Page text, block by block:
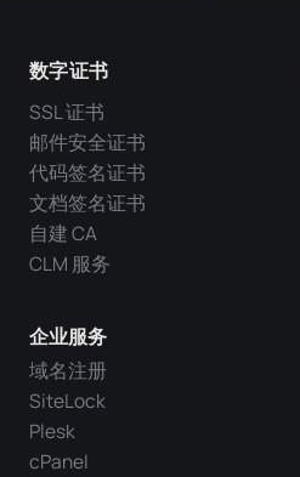
数字证书
SSL 证书
邮件安全证书
代码签名证书
文档签名证书
自建 CA
CLM 服务
企业服务
域名注册
SiteLock
Plesk
cPanel